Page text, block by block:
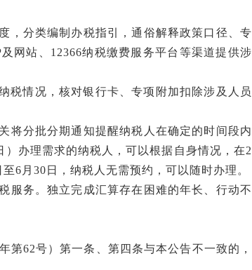
，分类编制办税指引，通俗解释政策口径、专
及网站、12366纳税缴费服务平台等渠道提供涉
税情况，核对银行卡、专项附加扣除涉及人员
将分批分期通知提醒纳税人在确定的时间段内
）办理需求的纳税人，可以根据自身情况，在2
6月30日，纳税人无需预约，可以随时办理。
服务。独立完成汇算存在困难的年长、行动不
第62号）第一条、第四条与本公告不一致的，